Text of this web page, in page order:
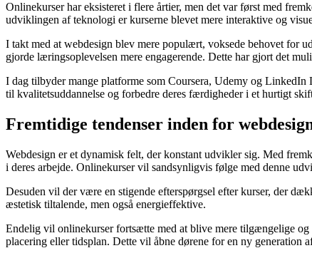
Onlinekurser har eksisteret i flere årtier, men det var først med
udviklingen af teknologi er kurserne blevet mere interaktive og
I takt med at webdesign blev mere populært, voksede behovet for
gjorde læringsoplevelsen mere engagerende. Dette har gjort det
I dag tilbyder mange platforme som Coursera, Udemy og
til kvalitetsuddannelse og forbedre deres færdigheder i et hurtigt
Fremtidige tendenser inden for
Webdesign er et dynamisk felt, der konstant udvikler sig. Med
i deres arbejde. Onlinekurser vil sandsynligvis følge med denne
Desuden vil der være en stigende efterspørgsel efter kurser, der
æstetisk tiltalende, men også energieffektive.
Endelig vil onlinekurser fortsætte med at blive mere tilgængelige
placering eller tidsplan. Dette vil åbne dørene for en ny generation